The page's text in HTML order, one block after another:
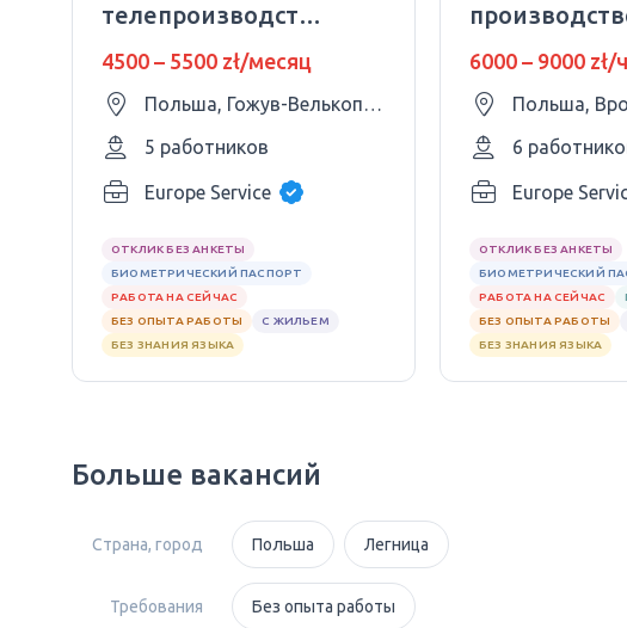
телепроизводственной
компании TPV /
Без ночных смен
4500 – 5500 zł/месяц
Польша, Гожув-Велькопольски
5 работников
Europe Service
ОТКЛИК БЕЗ АНКЕТЫ
БИОМЕТРИЧЕСКИЙ ПАСПОРТ
РАБОТА НА СЕЙЧАС
БЕЗ ОПЫТА РАБОТЫ
С ЖИЛЬЕМ
БЕЗ ЗНАНИЯ ЯЗЫКА
компании LG
Energy
(Вроцлав)
6000 – 9000 zł/
Польша,
6
Europe
ОТКЛИК БЕЗ АНКЕТЫ
БИОМЕТРИЧЕСКИЙ
РАБОТА НА СЕЙЧАС
БЕЗ ОПЫТА РАБОТЫ
БЕЗ ЗНАНИЯ ЯЗЫКА
Больше вакансий
Страна, город Польша Легница
Требования Без опыта работы